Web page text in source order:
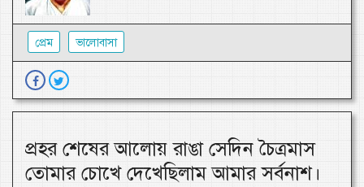
প্রেম ভালোবাসা
প্রহর শেষের আলোয় রাঙা সেদিন চৈত্রমাস
তোমার চোখে দেখেছিলাম আমার সর্বনাশ।